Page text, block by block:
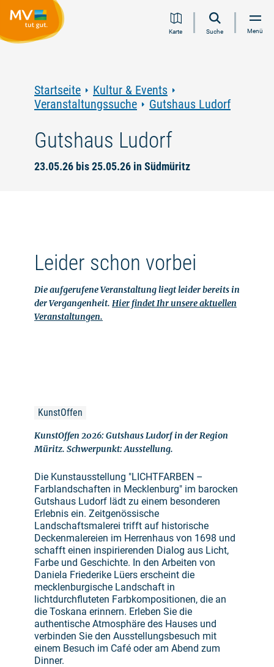
Inhalt
Navigation
Volltextsuche
FooterKarte Suche Menü
Startseite
Kultur & Events
Veranstaltungssuche
Gutshaus Ludorf
Gutshaus Ludorf
23.05.26 bis 25.05.26 in Südmüritz
Leider schon vorbei
Die aufgerufene Veranstaltung liegt leider bereits in
der Vergangenheit. Hier findet Ihr unsere aktuellen
Veranstaltungen.
KunstOffen
KunstOffen 2026: Gutshaus Ludorf in der Region
Müritz. Schwerpunkt: Ausstellung.
Die Kunstausstellung "LICHTFARBEN –
Farblandschaften in Mecklenburg" im barocken
Gutshaus Ludorf lädt zu einem besonderen
Erlebnis ein. Zeitgenössische
Landschaftsmalerei trifft auf historische
Deckenmalereien im Herrenhaus von 1698 und
schafft einen inspirierenden Dialog aus Licht,
Farbe und Geschichte. In den Arbeiten von
Daniela Friederike Lüers erscheint die
mecklenburgische Landschaft in
lichtdurchfluteten Farbkompositionen, die an
die Toskana erinnern. Erleben Sie die
authentische Atmosphäre des Hauses und
verbinden Sie den Ausstellungsbesuch mit
einem Besuch im Café oder am Abend zum
Dinner.